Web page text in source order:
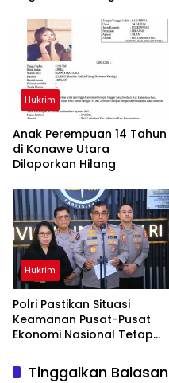
Kendaraan Demi
Keselamatan Berlalu Lintas
Hukrim
Anak Perempuan 14 Tahun
di Konawe Utara
Dilaporkan Hilang
Hukrim
Polri Pastikan Situasi
Keamanan Pusat-Pusat
Ekonomi Nasional Tetap
Tinggalkan Balasan